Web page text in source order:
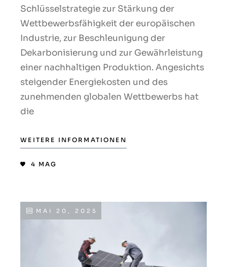
Schlüsselstrategie zur Stärkung der
Wettbewerbsfähigkeit der europäischen
Industrie, zur Beschleunigung der
Dekarbonisierung und zur Gewährleistung
einer nachhaltigen Produktion. Angesichts
steigender Energiekosten und des
zunehmenden globalen Wettbewerbs hat
die
WEITERE INFORMATIONEN
4 MAG
MAI 20, 2025